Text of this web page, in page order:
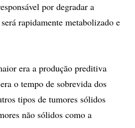
por degradar a
rapidamente metabolizado e
era a produção preditiva
o tempo de sobrevida dos
tipos de tumores sólidos
não sólidos como a